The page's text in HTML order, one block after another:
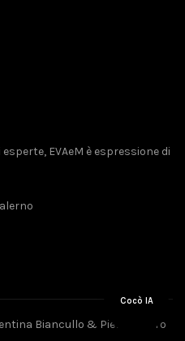
EVAeM è espressione di
Biancullo & Pietro Piliero
Cocò IA